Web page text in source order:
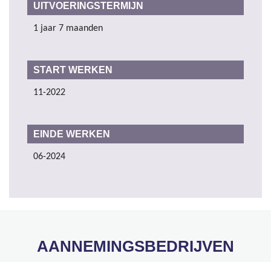
UITVOERINGSTERMIJN
1 jaar 7 maanden
START WERKEN
11-2022
EINDE WERKEN
06-2024
AANNEMINGSBEDRIJVEN